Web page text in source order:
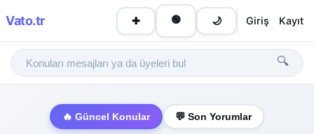
Vato.tr ✚ 🟢 🌙 Giriş Kayıt
🔍
🔥 Güncel Konular 💬 Son Yorumlar